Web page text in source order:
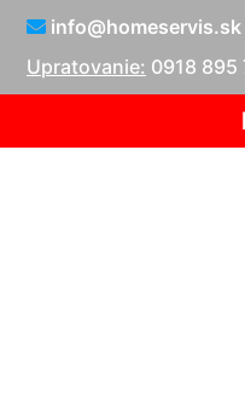
info@homeservis.sk
Upratovanie: 0918 895